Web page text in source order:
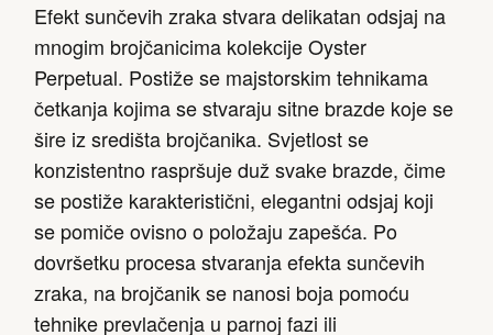
Efekt sunčevih zraka stvara delikatan odsjaj na
mnogim brojčanicima kolekcije Oyster
Perpetual. Postiže se majstorskim tehnikama
četkanja kojima se stvaraju sitne brazde koje se
šire iz središta brojčanika. Svjetlost se
konzistentno raspršuje duž svake brazde, čime
se postiže karakteristični, elegantni odsjaj koji
se pomiče ovisno o položaju zapešća. Po
dovršetku procesa stvaranja efekta sunčevih
zraka, na brojčanik se nanosi boja pomoću
tehnike prevlačenja u parnoj fazi ili